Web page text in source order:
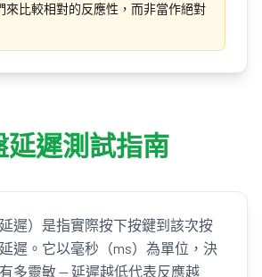
來比較相對的反應性，而非當作絕對
延遲測試指南
遲）是指實際按下按鍵到該次按
遲。它以毫秒（ms）為單位，決
多靈敏 — 延遲越低代表反應越